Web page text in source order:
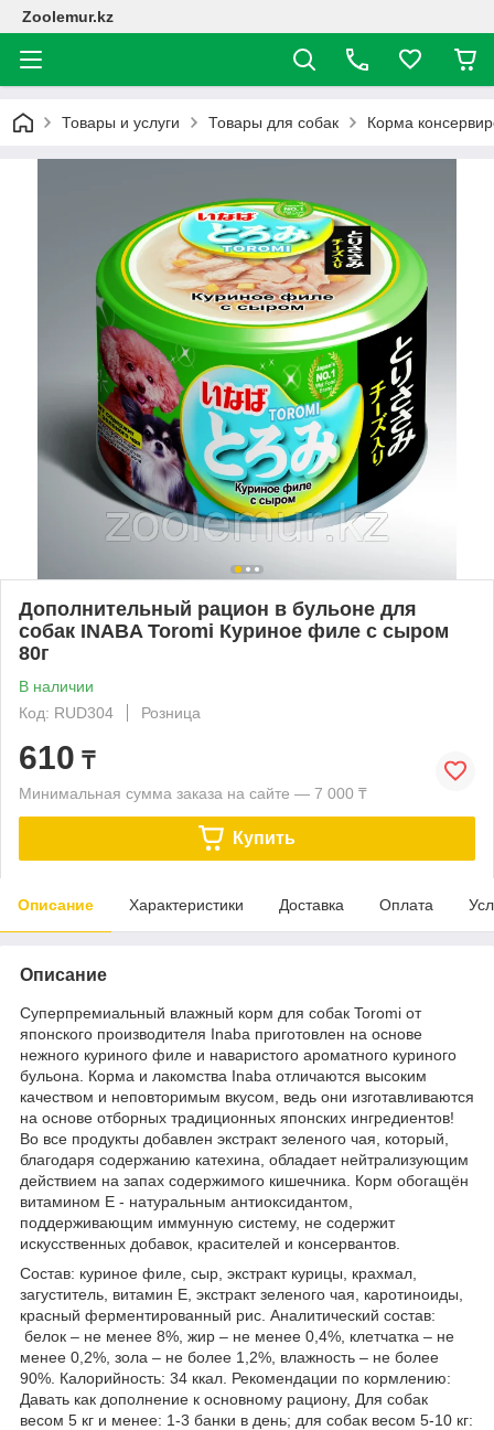
Zoolemur.kz
Товары и услуги Товары для собак Корма
Дополнительный рацион в бульоне для
собак INABA Toromi Куриное филе с сыром
80г
В наличии
Код: RUD304
Розница
610 ₸
Минимальная сумма заказа на сайте — 7 000 ₸
Купить
Описание Характеристики Доставка Оплата
Описание
Суперпремиальный влажный корм для собак Toromi от
японского производителя Inaba приготовлен на основе
нежного куриного филе и наваристого ароматного куриного
бульона. Корма и лакомства Inaba отличаются высоким
качеством и неповторимым вкусом, ведь они изготавливаются
на основе отборных традиционных японских ингредиентов!
Во все продукты добавлен экстракт зеленого чая, который,
благодаря содержанию катехина, обладает нейтрализующим
действием на запах содержимого кишечника. Корм обогащён
витамином Е - натуральным антиоксидантом,
поддерживающим иммунную систему, не содержит
искусственных добавок, красителей и консервантов.
Состав: куриное филе, сыр, экстракт курицы, крахмал,
загуститель, витамин Е, экстракт зеленого чая, каротиноиды,
красный ферментированный рис. Аналитический состав:
белок – не менее 8%, жир – не менее 0,4%, клетчатка – не
менее 0,2%, зола – не более 1,2%, влажность – не более
90%. Калорийность: 34 ккал. Рекомендации по кормлению:
Давать как дополнение к основному рациону, Для собак
весом 5 кг и менее: 1-3 банки в день; для собак весом 5-10 кг: